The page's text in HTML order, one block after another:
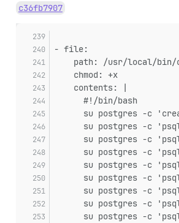
c36fb7907
- file:
path: /usr/local/
    chmod: +x
    contents: |
      #!/bin/bash
su postgres -c
su postgres -c
su postgres -c
su postgres -c
su postgres -c
su postgres -c
su postgres -c
su postgres -c
su postgres -c